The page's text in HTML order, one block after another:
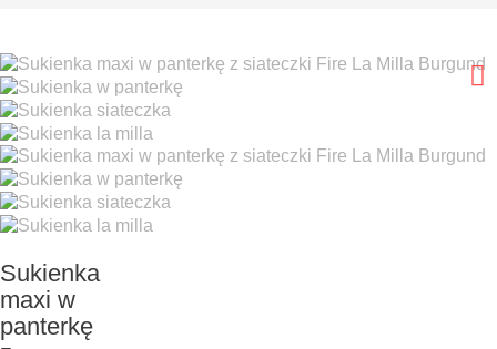
Sukienka
maxi w
panterkę